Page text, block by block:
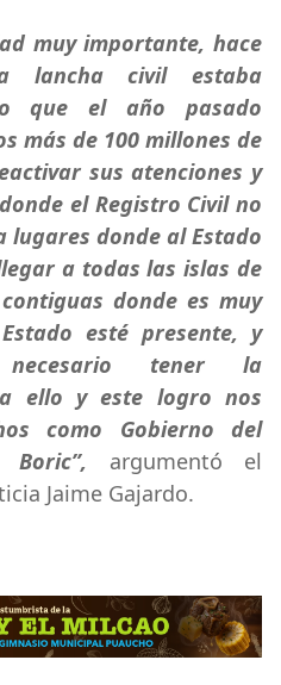
muy importante, hace
lancha civil estaba
que el año pasado
más de 100 millones de
sus atenciones y
el Registro Civil no
lugares donde al Estado
a todas las islas de
donde es muy
esté presente, y
tener la
ello y este logro nos
como Gobierno del
Boric”, argumentó el
Jaime Gajardo.